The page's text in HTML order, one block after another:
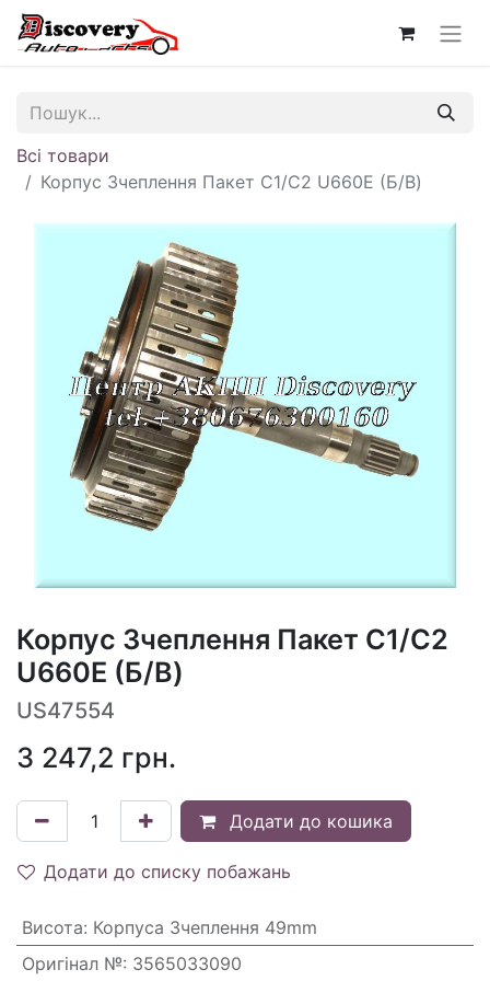
Всі товари
Корпус Зчеплення Пакет C1/C2 U660E (Б/В)
Корпус Зчеплення Пакет C1/C2
U660E (Б/В)
US47554
3 247,2 грн.
Додати до кошика
Додати до списку побажань
Висота: Корпуса Зчеплення 49mm
Оригінал №: 3565033090